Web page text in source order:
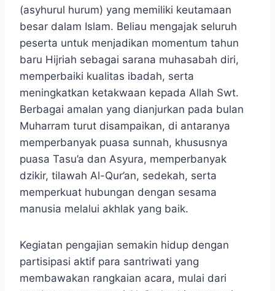
(asyhurul hurum) yang memiliki keutamaan
besar dalam Islam. Beliau mengajak seluruh
peserta untuk menjadikan momentum tahun
baru Hijriah sebagai sarana muhasabah diri,
memperbaiki kualitas ibadah, serta
meningkatkan ketakwaan kepada Allah Swt.
Berbagai amalan yang dianjurkan pada bulan
Muharram turut disampaikan, di antaranya
memperbanyak puasa sunnah, khususnya
puasa Tasu’a dan Asyura, memperbanyak
dzikir, tilawah Al-Qur’an, sedekah, serta
memperkuat hubungan dengan sesama
manusia melalui akhlak yang baik.
Kegiatan pengajian semakin hidup dengan
partisipasi aktif para santriwati yang
membawakan rangkaian acara, mulai dari